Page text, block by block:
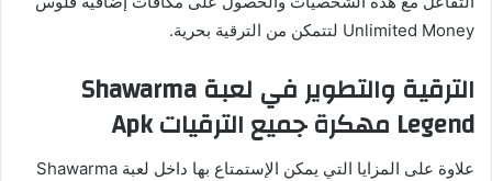
Unlimited Money لتتمكن من الترقية بحرية.
الترقية والتطوير في لعبة Shawarma
Legend مهكرة جميع الترقيات Apk
علاوة على المزايا التي يمكن الإستمتاع بها داخل لعبة Shawarma